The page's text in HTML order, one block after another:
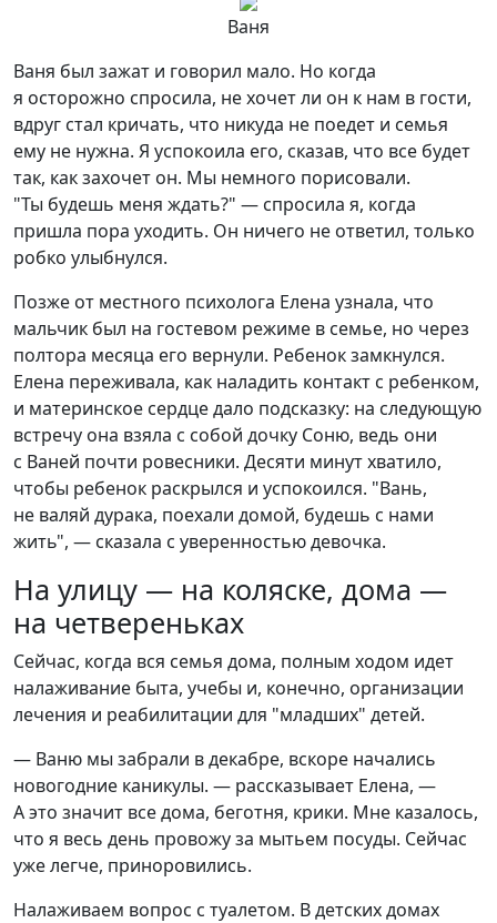
Ваня
Ваня был зажат и говорил мало. Но когда
я осторожно спросила, не хочет ли он к нам в гости,
вдруг стал кричать, что никуда не поедет и семья
ему не нужна. Я успокоила его, сказав, что все будет
так, как захочет он. Мы немного порисовали.
"Ты будешь меня ждать?" — спросила я, когда
пришла пора уходить. Он ничего не ответил, только
робко улыбнулся.
Позже от местного психолога Елена узнала, что
мальчик был на гостевом режиме в семье, но через
полтора месяца его вернули. Ребенок замкнулся.
Елена переживала, как наладить контакт с ребенком,
и материнское сердце дало подсказку: на следующую
встречу она взяла с собой дочку Соню, ведь они
с Ваней почти ровесники. Десяти минут хватило,
чтобы ребенок раскрылся и успокоился. "Вань,
не валяй дурака, поехали домой, будешь с нами
жить", — сказала с уверенностью девочка.
На улицу — на коляске, дома —
на четвереньках
Сейчас, когда вся семья дома, полным ходом идет
налаживание быта, учебы и, конечно, организации
лечения и реабилитации для "младших" детей.
— Ваню мы забрали в декабре, вскоре начались
новогодние каникулы. — рассказывает Елена, —
А это значит все дома, беготня, крики. Мне казалось,
что я весь день провожу за мытьем посуды. Сейчас
уже легче, приноровились.
Налаживаем вопрос с туалетом. В детских домах